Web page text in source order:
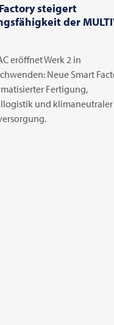
steigert
der
eröffnet Werk 2 in
Neue Smart
Fertigung,
und klimaneutraler